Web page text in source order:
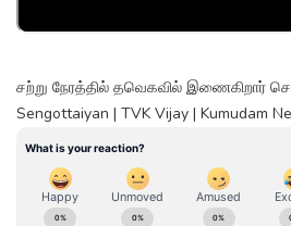
சற்று நேரத்தில் தவெகவில் இணைகிறார்
Sengottaiyan | TVK Vijay | Kumudam